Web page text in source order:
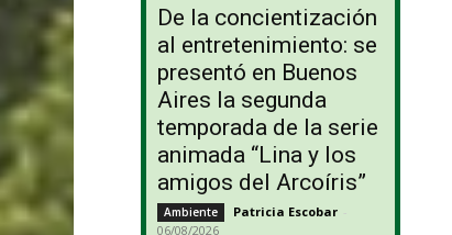
De la concientización
al entretenimiento: se
presentó en Buenos
Aires la segunda
temporada de la serie
animada “Lina y los
amigos del Arcoíris”
Ambiente Patricia Escobar -
06/08/2026